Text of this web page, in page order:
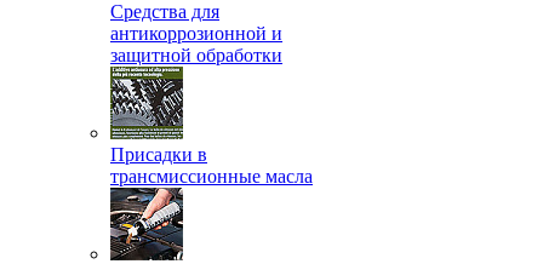
Средства для
антикоррозионной и
защитной обработки
Присадки в
трансмиссионные масла